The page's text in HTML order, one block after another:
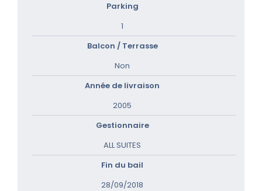
Parking
1
Balcon / Terrasse
Non
Année de livraison
2005
Gestionnaire
ALL SUITES
Fin du bail
28/09/2018